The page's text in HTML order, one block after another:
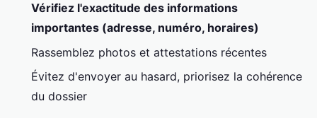
Vérifiez l'exactitude des informations
importantes (adresse, numéro, horaires)
Rassemblez photos et attestations récentes
Évitez d'envoyer au hasard, priorisez la cohérence
du dossier